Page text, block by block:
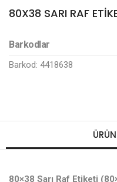
80X38 SARI RAF
Barkodlar
Barkod: 4418638
80×38 Sarı Raf Etiketi